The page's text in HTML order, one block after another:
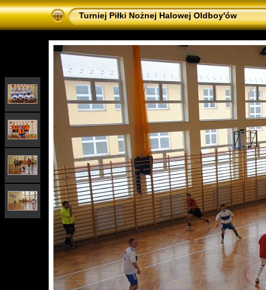
Turniej Piłki Nożnej Halowej Oldboy'ów